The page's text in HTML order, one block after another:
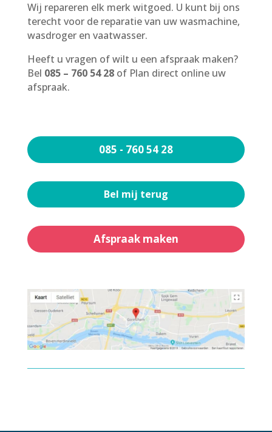
Wij repareren elk merk witgoed. U kunt bij ons
terecht voor de reparatie van uw wasmachine,
wasdroger en vaatwasser.
Heeft u vragen of wilt u een afspraak maken?
Bel 085 – 760 54 28of Plan direct online uw
afspraak.
085 - 760 54 28
Bel mij terug
Afspraak maken